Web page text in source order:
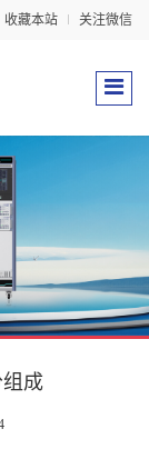
收藏本站 关注微信
成